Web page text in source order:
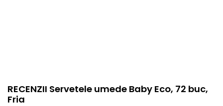
RECENZII Servetele umede Baby Eco, 72 buc,
Fria